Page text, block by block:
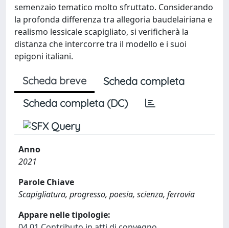
semenzaio tematico molto sfruttato. Considerando
la profonda differenza tra allegoria baudelairiana e
realismo lessicale scapigliato, si verificherà la
distanza che intercorre tra il modello e i suoi
epigoni italiani.
Scheda breve
Scheda completa
Scheda completa (DC)
Anno
2021
Parole Chiave
Scapigliatura, progresso, poesia, scienza, ferrovia
Appare nelle tipologie: